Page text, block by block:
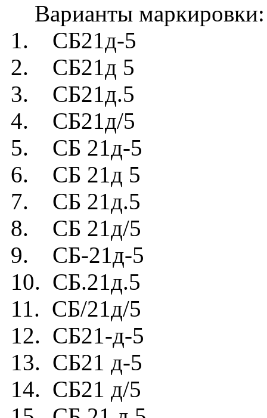
Варианты маркировки:
1. СБ21д-5
2. СБ21д 5
3. СБ21д.5
4. СБ21д/5
5. СБ 21д-5
6. СБ 21д 5
7. СБ 21д.5
8. СБ 21д/5
9. СБ-21д-5
10. СБ.21д.5
11. СБ/21д/5
12. СБ21-д-5
13. СБ21 д-5
14. СБ21 д/5